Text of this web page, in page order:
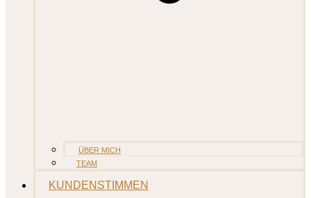
ÜBER MICH
TEAM
KUNDENSTIMMEN